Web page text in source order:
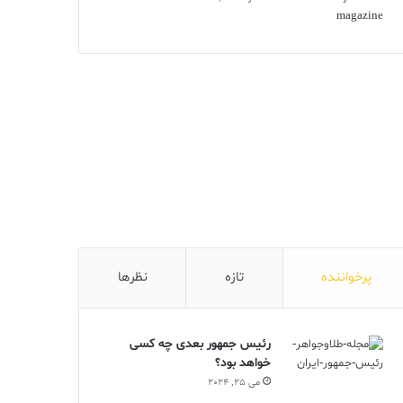
پرخواننده تازه نظرها
رئیس جمهور بعدی چه کسی
خواهد بود؟
می 25, 2024